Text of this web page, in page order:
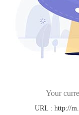
Your
URL : http://